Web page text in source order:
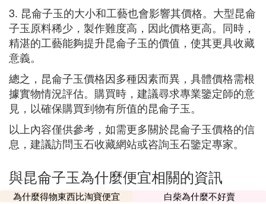
3. 昆侖子玉的大小和工藝也會影響其價格。大型昆侖
子玉原料稀少，製作難度高，因此價格更高。同時，
精湛的工藝能夠提升昆侖子玉的價值，使其更具收藏
意義。
總之，昆侖子玉價格因多種因素而異，具體價格需根
據實物情況評估。購買時，建議尋求專業鑒定師的意
見，以確保購買到物有所值的昆侖子玉。
以上內容僅供參考，如需更多關於昆侖子玉價格的信
息，建議訪問玉石收藏網站或咨詢玉石鑒定專家。
與昆侖子玉為什麼便宜相關的資訊
為什麼得物東西比淘寶便宜
白柴為什麼不好賣